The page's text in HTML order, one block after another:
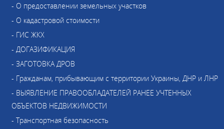
- О предоставлении земельных участков
- О кадастровой стоимости
- ГИС ЖКХ
- ДОГАЗИФИКАЦИЯ
- ЗАГОТОВКА ДРОВ
- Гражданам, прибывающим с территории Украины, ДНР и ЛНР
- ВЫЯВЛЕНИЕ ПРАВООБЛАДАТЕЛЕЙ РАНЕЕ УЧТЕННЫХ
ОБЪЕКТОВ НЕДВИЖИМОСТИ
- Транспортная безопасность